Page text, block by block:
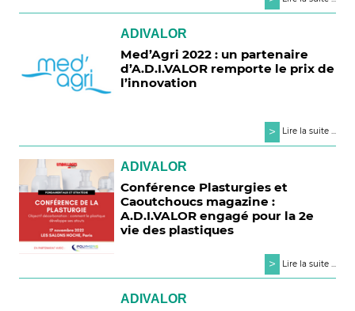
ADIVALOR
Med’Agri 2022 : un partenaire
d’A.D.I.VALOR remporte le prix de
l’innovation
> Lire la suite ...
ADIVALOR
Conférence Plasturgies et
Caoutchoucs magazine :
A.D.I.VALOR engagé pour la 2e
vie des plastiques
> Lire la suite ...
ADIVALOR